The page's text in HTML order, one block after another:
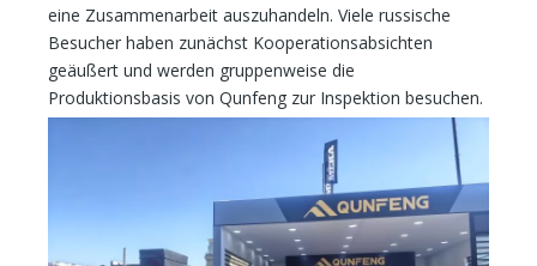
eine Zusammenarbeit auszuhandeln. Viele russische
Besucher haben zunächst Kooperationsabsichten
geäußert und werden gruppenweise die
Produktionsbasis von Qunfeng zur Inspektion besuchen.